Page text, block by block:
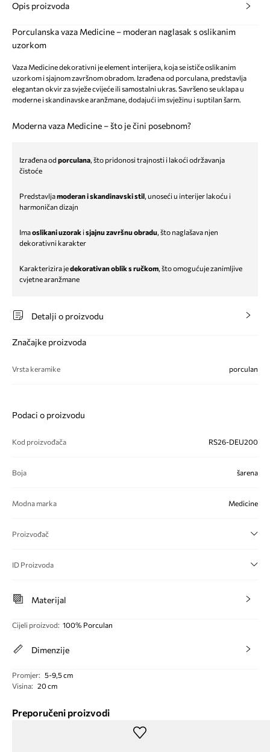
Opis proizvoda
Porculanska vaza Medicine – moderan naglasak s oslikanim
uzorkom
Vaza Medicine dekorativni je element interijera, koja se ističe oslikanim
uzorkom i sjajnom završnom obradom. Izrađena od porculana, predstavlja
elegantan okvir za svježe cvijeće ili samostalni ukras. Savršeno se uklapa u
moderne i skandinavske aranžmane, dodajući im svježinu i suptilan šarm.
Moderna vaza Medicine – što je čini posebnom?
Izrađena od porculana, što pridonosi trajnosti i lakoći održavanja
čistoće
Predstavljamoderan i skandinavski stil, unoseći u interijer lakoću i
harmoničan dizajn
Imaoslikani uzorak isjajnu završnu obradu, što naglašava njen
dekorativni karakter
Karakterizira jedekorativan oblik s ručkom, što omogućuje zanimljive
cvjetne aranžmane
Detalji o proizvodu
Značajke proizvoda
Vrsta keramike porculan
Podaci o proizvodu
Kod proizvođača RS26-DEU200
Boja šarena
Modna marka Medicine
Proizvođač
ID Proizvoda
Materijal
Cijeli proizvod: 100% Porculan
Dimenzije
Promjer: 5-9,5 cm
Visina: 20 cm
Preporučeni proizvodi